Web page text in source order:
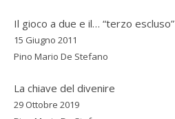
Il gioco a due e il… “terzo escluso”
15 Giugno 2011
Pino Mario De Stefano
La chiave del divenire
29 Ottobre 2019